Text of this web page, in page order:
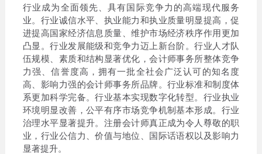
行业成为全面领先、具有国际竞争力的高端现代服务
业。行业诚信水平、执业能力和执业质量明显提高，促
进提高国家经济信息质量、维护市场经济秩序作用更加
凸显。行业发展能级和竞争力迈上新台阶。行业人才队
伍规模、素质和结构显著优化，会计师事务所整体竞争
力强、信誉度高，拥有一批全社会广泛认可的知名度
高、影响力强的会计师事务所品牌。行业标准和制度体
系更加科学完备。行业基本实现数字化转型。行业执业
环境明显改善，公平有序市场竞争机制基本形成。行业
治理水平显著提升。注册会计师真正成为令人尊敬的职
业，行业公信力、价值与地位、国际话语权以及影响力
显著提升。